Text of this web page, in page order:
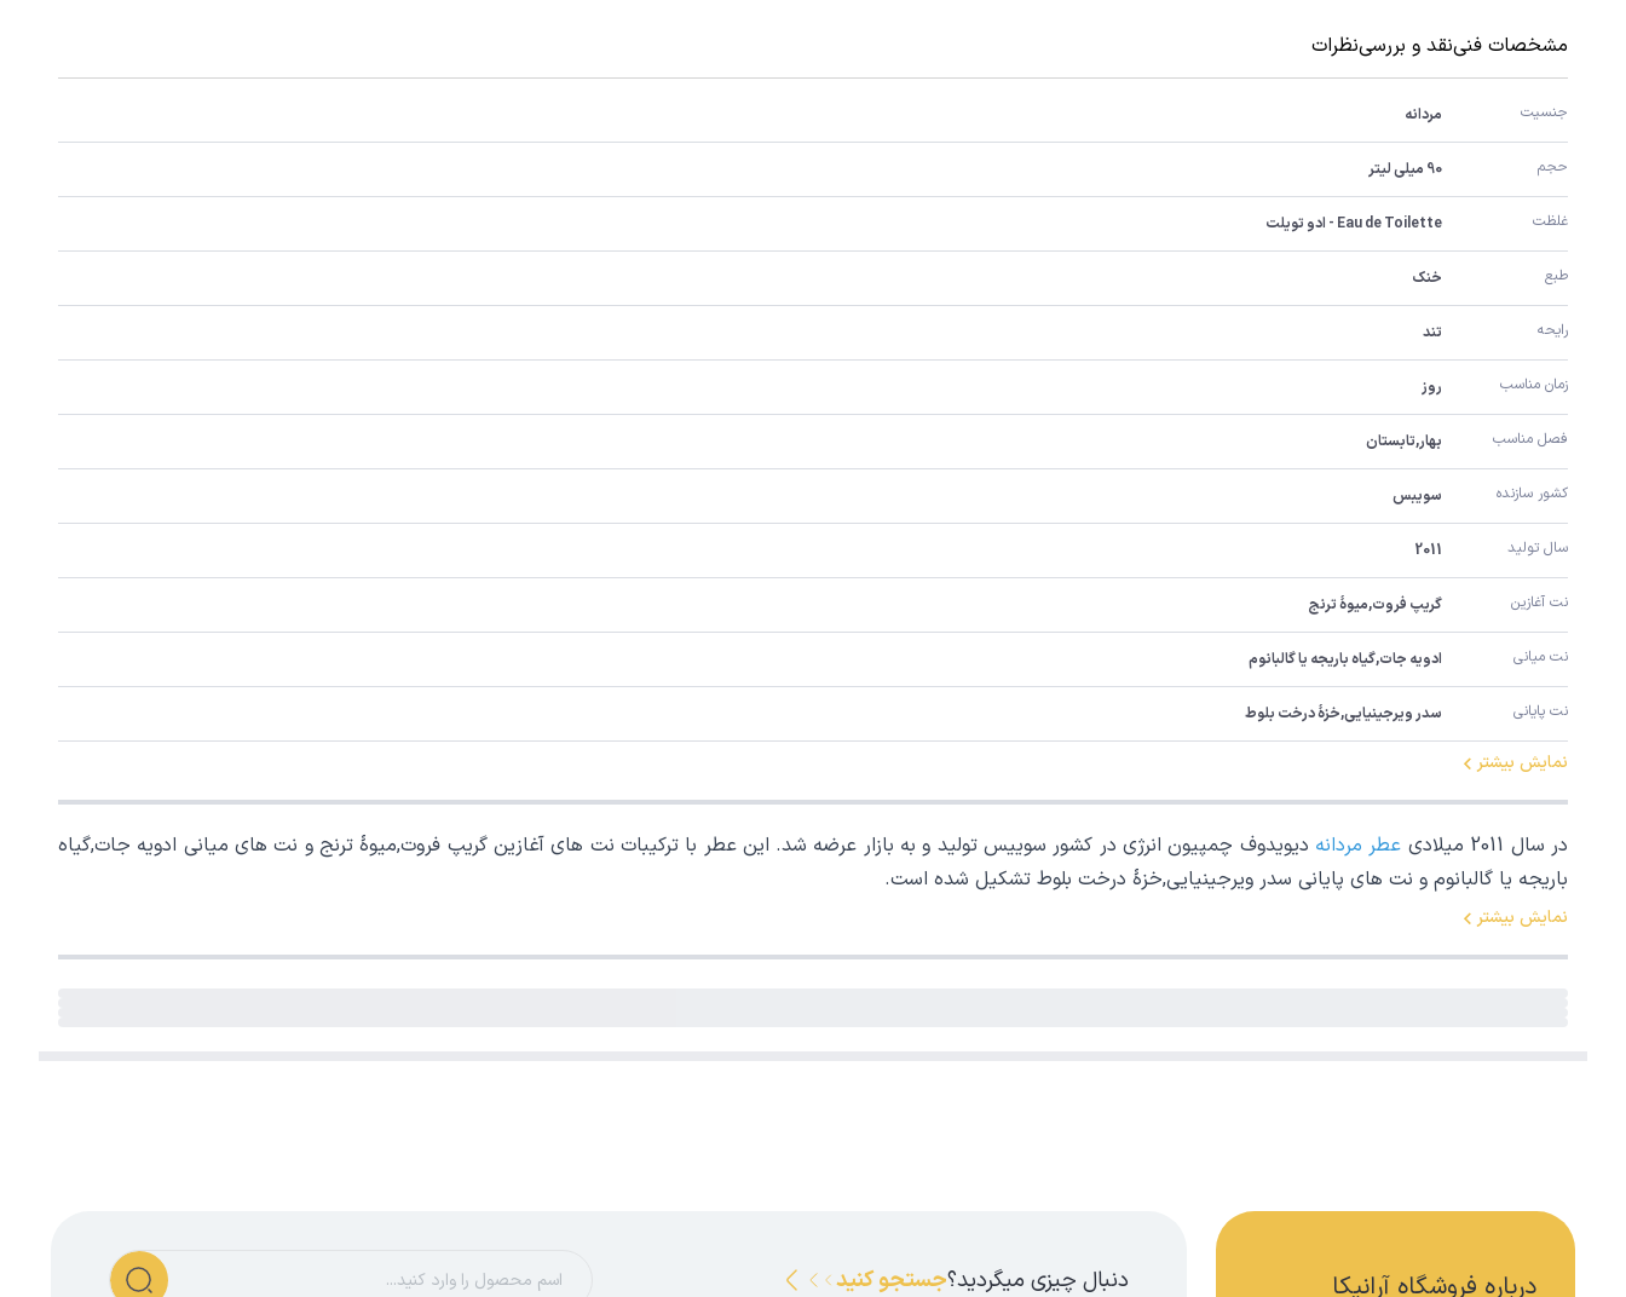
مشخصات فنینقد و بررسینظرات
جنسیت مردانه
حجم 90 میلی لیتر
غلظت Eau de Toilette - ادو تویلت
طبع خنک
رایحه تند
زمان مناسب روز
فصل مناسب بهار,تابستان
کشور سازنده سویبس
سال تولید 2011
نت آغازین گریپ فروت,میوۀ ترنج
نت میانی ادویه جات,گیاه باریجه یا گالبانوم
نت پایانی سدر ویرجینیایی,خزۀ درخت بلوط
نمایش بیشتر
در سال 2011 میلادی عطر مردانه دیویدوف چمپیون انرژی در کشور سوییس تولید و به بازار عرضه شد. این عطر با ترکیبات نت های آغازین گریپ فروت,میوۀ ترنج و نت های میانی ادویه جات,گیاه
باریجه یا گالبانوم و نت های پایانی سدر ویرجینیایی,خزۀ درخت بلوط تشکیل شده است.
نمایش بیشتر
درباره فروشگاه آرانیکا دنبال چیزی میگردید؟جستجو کنید